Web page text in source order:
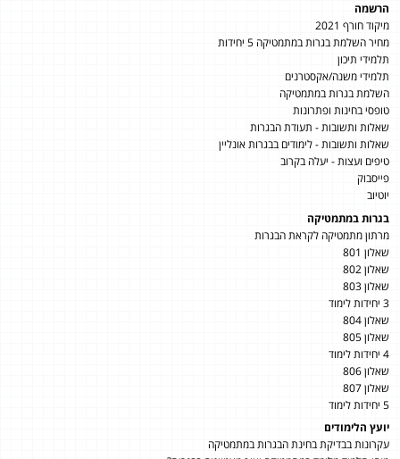
הרשמה
מיקוד חורף 2021
מחיר השלמת בגרות במתמטיקה 5 יחידות
תלמידי תיכון
תלמידי משנה/אקסטרנים
השלמת בגרות במתמטיקה
טופסי בחינות ופתרונות
שאלות ותשובות - תעודת הבגרות
שאלות ותשובות - לימודים בבגרות אונליין
טיפים ועצות - יעלה בקרוב
פייסבוק
יוטיוב
בגרות במתמטיקה
מרתון מתמטיקה לקראת הבגרות
שאלון 801
שאלון 802
שאלון 803
3 יחידות לימוד
שאלון 804
שאלון 805
4 יחידות לימוד
שאלון 806
שאלון 807
5 יחידות לימוד
יועץ הלימודים
עקרונות בבדיקת בחינת הבגרות במתמטיקה